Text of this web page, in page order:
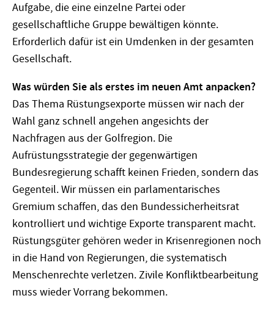
Aufgabe, die eine einzelne Partei oder
gesellschaftliche Gruppe bewältigen könnte.
Erforderlich dafür ist ein Umdenken in der gesamten
Gesellschaft.
Was würden Sie als erstes im neuen Amt anpacken?
Das Thema Rüstungsexporte müssen wir nach der
Wahl ganz schnell angehen angesichts der
Nachfragen aus der Golfregion. Die
Aufrüstungsstrategie der gegenwärtigen
Bundesregierung schafft keinen Frieden, sondern das
Gegenteil. Wir müssen ein parlamentarisches
Gremium schaffen, das den Bundessicherheitsrat
kontrolliert und wichtige Exporte transparent macht.
Rüstungsgüter gehören weder in Krisenregionen noch
in die Hand von Regierungen, die systematisch
Menschenrechte verletzen. Zivile Konfliktbearbeitung
muss wieder Vorrang bekommen.